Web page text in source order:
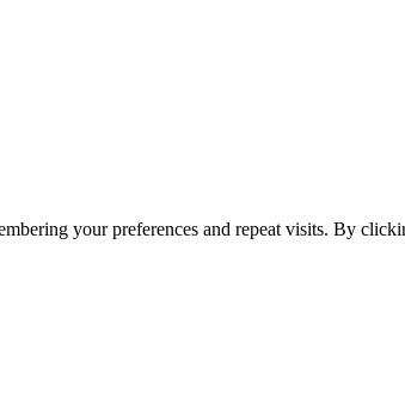
your preferences and repeat visits. By